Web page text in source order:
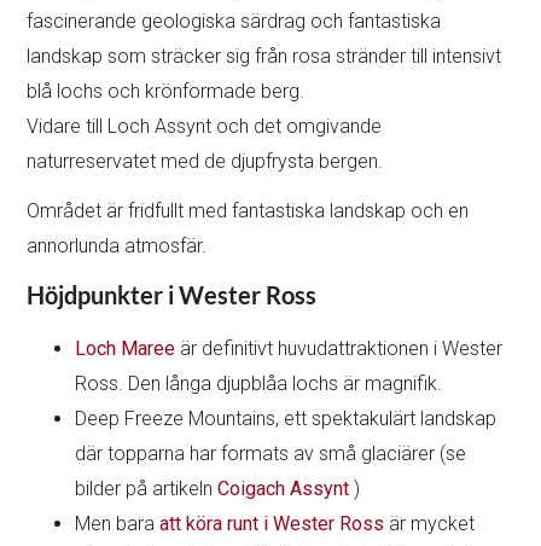
fascinerande geologiska särdrag och fantastiska
landskap som sträcker sig från rosa stränder till intensivt
blå lochs och krönformade berg.
Vidare till Loch Assynt och det omgivande
naturreservatet med de djupfrysta bergen.
Området är fridfullt med fantastiska landskap och en
annorlunda atmosfär.
Höjdpunkter i Wester Ross
Loch Maree är definitivt huvudattraktionen i Wester
Ross. Den långa djupblåa lochs är magnifik.
Deep Freeze Mountains, ett spektakulärt landskap
där topparna har formats av små glaciärer (se
bilder på artikelnCoigach Assynt )
Men baraatt köra runt i Wester Ross är mycket